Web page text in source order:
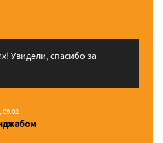
Увидели, спасибо за
09:02